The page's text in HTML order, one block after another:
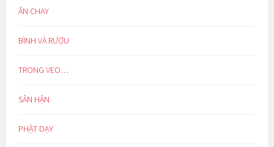
ĂN CHAY
BÌNH VÀ RƯỢU
TRONG VEO…
SÂN HẬN
PHẬT DẠY